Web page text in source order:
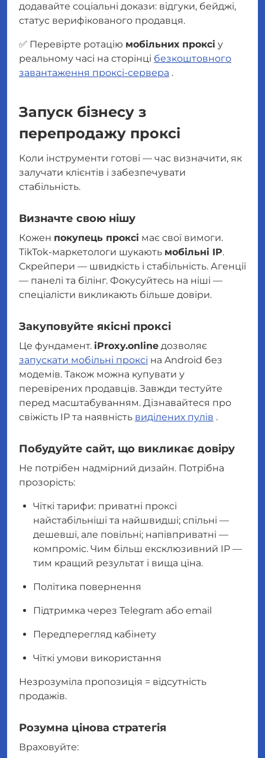
додавайте соціальні докази: відгуки, бейджі,
статус верифікованого продавця.
✅ Перевірте ротацію мобільних проксі у
реальному часі на сторінці безкоштовного
завантаження проксі-сервера .
Запуск бізнесу з
перепродажу проксі
Коли інструменти готові — час визначити, як
залучати клієнтів і забезпечувати
стабільність.
Визначте свою нішу
Кожен покупець проксі має свої вимоги.
TikTok-маркетологи шукають мобільні IP.
Скрейпери — швидкість і стабільність. Агенції
— панелі та білінг. Фокусуйтесь на ніші —
спеціалісти викликають більше довіри.
Закуповуйте якісні проксі
Це фундамент. iProxy.online дозволяє
запускати мобільні проксі на Android без
модемів. Також можна купувати у
перевірених продавців. Завжди тестуйте
перед масштабуванням. Дізнавайтеся про
свіжість IP та наявність виділених пулів .
Побудуйте сайт, що викликає довіру
Не потрібен надмірний дизайн. Потрібна
прозорість:
Чіткі тарифи: приватні проксі
найстабільніші та найшвидші; спільні —
дешевші, але повільні; напівприватні —
компроміс. Чим більш ексклюзивний IP —
тим кращий результат і вища ціна.
Політика повернення
Підтримка через Telegram або email
Передперегляд кабінету
Чіткі умови використання
Незрозуміла пропозиція = відсутність
продажів.
Розумна цінова стратегія
Враховуйте: